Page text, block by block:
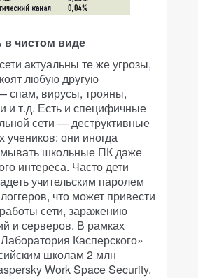
в чистом виде
актуальны те же угрозы,
любую другую
спам, вирусы, трояны,
и т.д. Есть и специфичные
сети — деструктивные
учеников: они иногда
школьные ПК даже
интереса. Часто дети
учительским паролем
что может привести
сети, заражению
и серверов. В рамках
Касперского»
школам 2 млн
Work Space Security.